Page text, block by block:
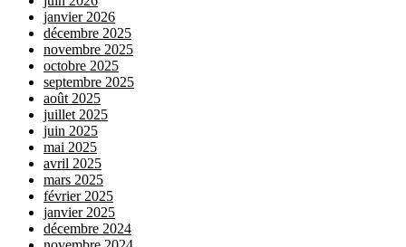
janvier 2026
décembre 2025
novembre 2025
octobre 2025
septembre 2025
août 2025
juillet 2025
juin 2025
mai 2025
avril 2025
mars 2025
février 2025
janvier 2025
décembre 2024